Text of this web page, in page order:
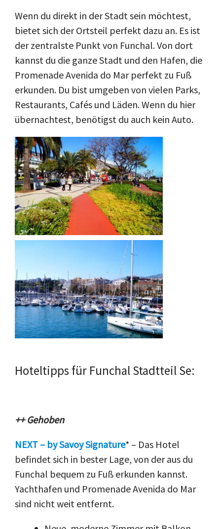
Wenn du direkt in der Stadt sein möchtest,
bietet sich der Ortsteil perfekt dazu an. Es ist
der zentralste Punkt von Funchal. Von dort
kannst du die ganze Stadt und den Hafen, die
Promenade Avenida do Mar perfekt zu Fuß
erkunden. Du bist umgeben von vielen Parks,
Restaurants, Cafés und Läden. Wenn du hier
übernachtest, benötigst du auch kein Auto.
Hoteltipps für Funchal Stadtteil Se:
++ Gehoben
NEXT – by Savoy Signature* – Das Hotel
befindet sich in bester Lage, von der aus du
Funchal bequem zu Fuß erkunden kannst.
Yachthafen und Promenade Avenida do Mar
sind nicht weit entfernt.